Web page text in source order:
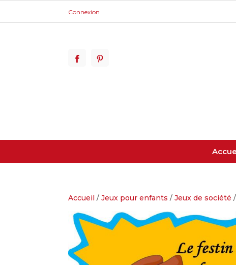
Connexion
Accueil /Jeux pour enfants /Jeux de société